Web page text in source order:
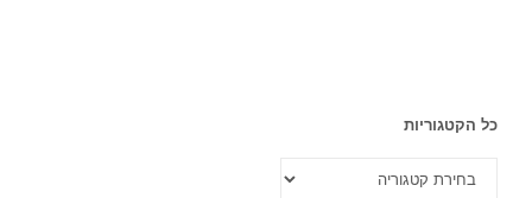
כל הקטגוריות
הקטגוריות